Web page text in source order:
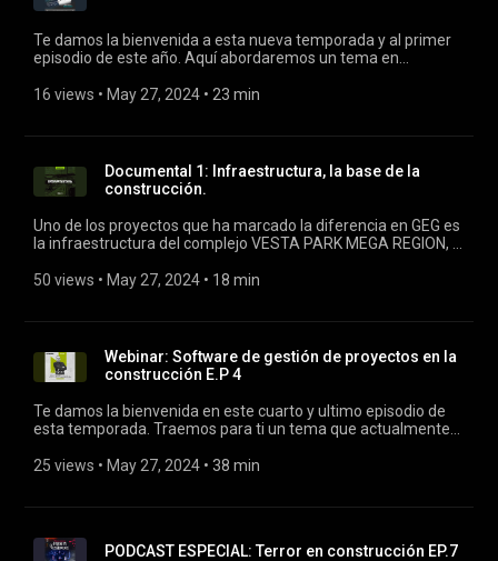
Te damos la bienvenida a esta nueva temporada y al primer
episodio de este año. Aquí abordaremos un tema en
oportunidad e importancia que esta obtenido el sector
de Cushman & Wakefield. ¡Disfrútalo!
16 views • May 27, 2024 • 23 min
Documental 1: Infraestructura, la base de la
construcción.
Uno de los proyectos que ha marcado la diferencia en GEG es
la infraestructura del complejo VESTA PARK MEGA REGION, la
servicio a 6 naves industriales de clase mundial, situado a 25
complicaciones de los participantes en el proyecto.
50 views • May 27, 2024 • 18 min
Webinar: Software de gestión de proyectos en la
construcción E.P 4
Te damos la bienvenida en este cuarto y ultimo episodio de
esta temporada. Traemos para ti un tema que actualmente
además les da la oportunidad de un crecimiento y una
enfocados en el sector construcción. Invitado especial: Luis
Martín Diaz, Director de ventas Buildpeer
25 views • May 27, 2024 • 38 min
PODCAST ESPECIAL: Terror en construcción EP.7